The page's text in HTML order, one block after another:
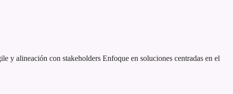
y alineación con stakeholders Enfoque en soluciones centradas en el